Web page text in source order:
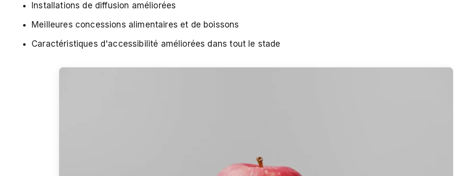
Installations de diffusion améliorées
Meilleures concessions alimentaires et de boissons
Caractéristiques d'accessibilité améliorées dans tout le stade